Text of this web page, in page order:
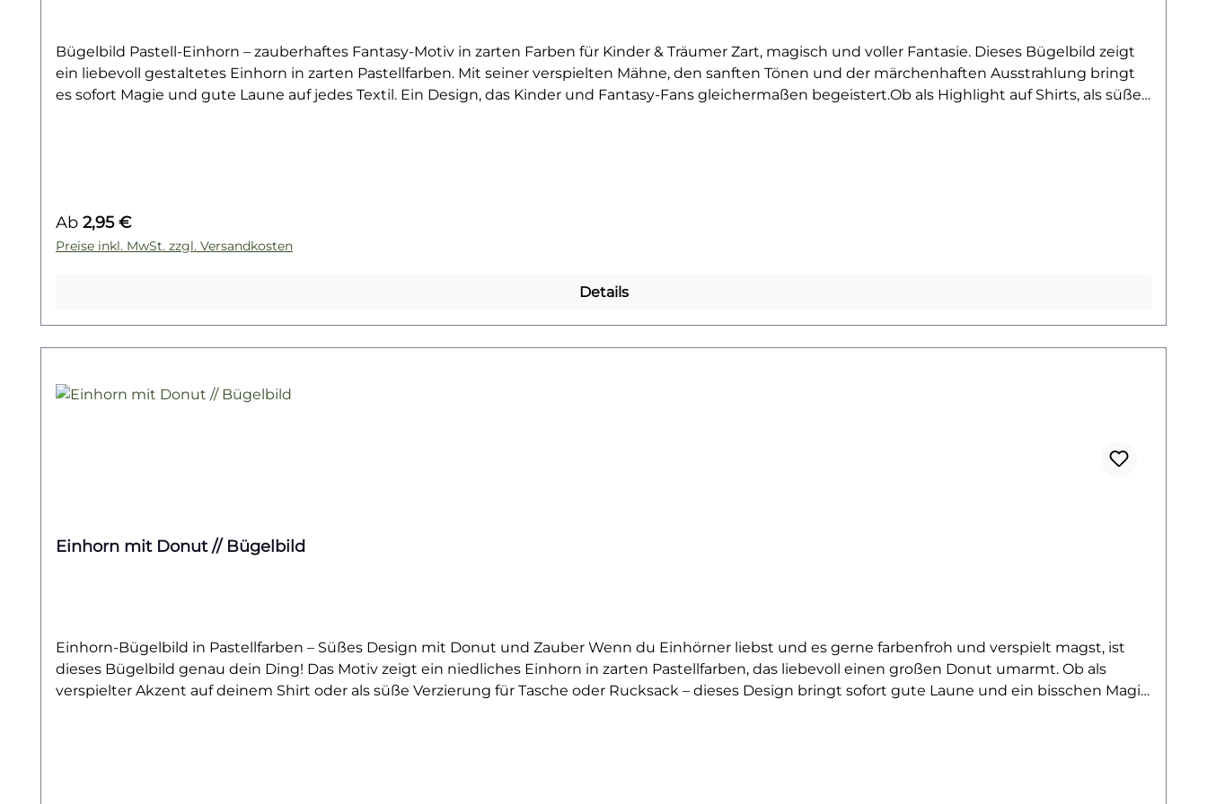
Bügelbild Pastell-Einhorn – zauberhaftes Fantasy-Motiv in zarten Farben für Kinder & Träumer Zart, magisch und voller Fantasie. Dieses Bügelbild zeigt
ein liebevoll gestaltetes Einhorn in zarten Pastellfarben. Mit seiner verspielten Mähne, den sanften Tönen und der märchenhaften Ausstrahlung bringt
es sofort Magie und gute Laune auf jedes Textil. Ein Design, das Kinder und Fantasy-Fans gleichermaßen begeistert.Ob als Highlight auf Shirts, als süßer
Lieblingsmotiv!
Regulärer Preis:
Ab 2,95 €
Preise inkl. MwSt. zzgl. Versandkosten
Details
Einhorn mit Donut // Bügelbild
Einhorn-Bügelbild in Pastellfarben – Süßes Design mit Donut und Zauber Wenn du Einhörner liebst und es gerne farbenfroh und verspielt magst, ist
dieses Bügelbild genau dein Ding! Das Motiv zeigt ein niedliches Einhorn in zarten Pastellfarben, das liebevoll einen großen Donut umarmt. Ob als
verspielter Akzent auf deinem Shirt oder als süße Verzierung für Tasche oder Rucksack – dieses Design bringt sofort gute Laune und ein bisschen Magie